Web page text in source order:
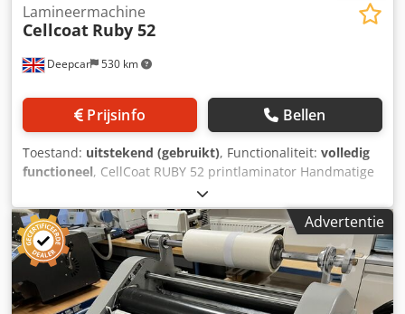
Deepcar 530 km
Lamineermachine
Cellcoat Ruby 52
Prijsinfo Bellen
Toestand: uitstekend (gebruikt), Functionaliteit: volledig
functioneel, CellCoat RUBY 52 printlaminator Handmatige
bandaanvoer, Enkelzijdige heavy-duty printlaminator,
Perforator en foliesnijder, anti-krul-inrichting,
automatische uitscheider, uitvoertafel,
Lamineertemperatuur 60–120 graden, Roldruk 400 ton,
Codpfx Aszg Eatsbteha Papiergewicht 125–500 g/m²,
Productiesnelheid 0–20 m/min, Maximaal papierformaat:
52 x 72 cm
Advertentie